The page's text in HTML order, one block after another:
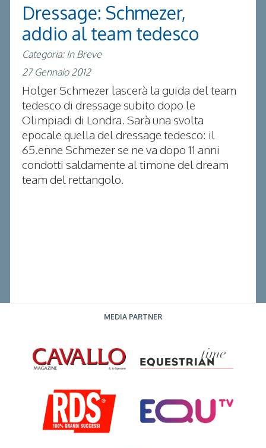
Dressage: Schmezer,
addio al team tedesco
Categoria: In Breve
27 Gennaio 2012
Holger Schmezer lascerà la guida del team
tedesco di dressage subito dopo le
Olimpiadi di Londra. Sarà una svolta
epocale quella del dressage tedesco: il
65.enne Schmezer se ne va dopo 11 anni
condotti saldamente al timone del dream
team del rettangolo.
MEDIA PARTNER